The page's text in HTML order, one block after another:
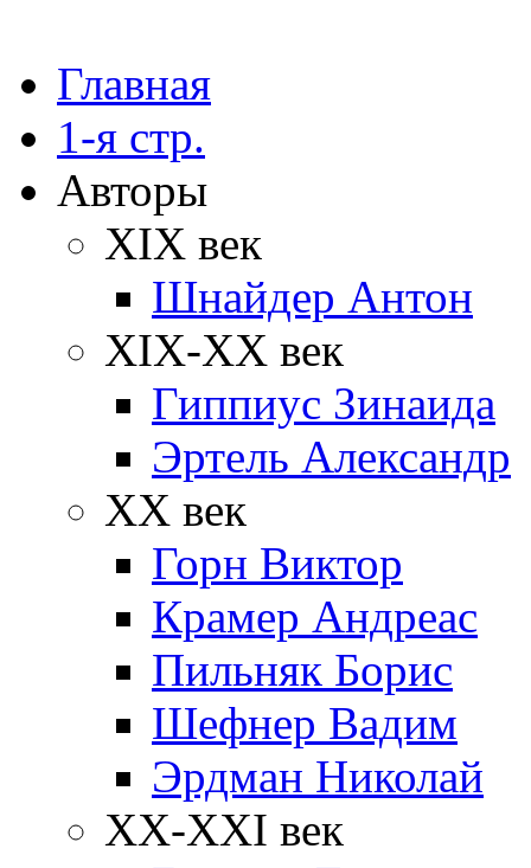
Главная
1-я стр.
Авторы
XIX век
Шнайдер Антон
XIX-XX век
Гиппиус Зинаида
Эртель Александр
XX век
Горн Виктор
Крамер Андреас
Пильняк Борис
Шефнер Вадим
Эрдман Николай
ХХ-XXI век